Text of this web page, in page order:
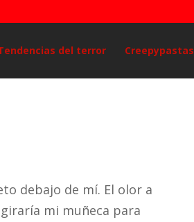
del terror Creepypastas
debajo de mí. El olor a
mi muñeca para